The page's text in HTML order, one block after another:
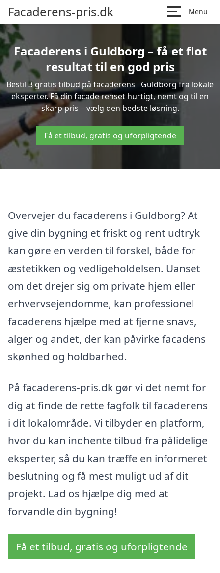
Facaderens-pris.dk Menu
Facaderens i Guldborg – få et flot
resultat til en god pris
Bestil 3 gratis tilbud på facaderens i Guldborg fra lokale
eksperter. Få din facade renset hurtigt, nemt og til en
skarp pris – vælg den bedste løsning.
Få et tilbud, gratis og uforpligtende
Overvejer du facaderens i Guldborg? At
give din bygning et friskt og rent udtryk
kan gøre en verden til forskel, både for
æstetikken og vedligeholdelsen. Uanset
om det drejer sig om private hjem eller
erhvervsejendomme, kan professionel
facaderens hjælpe med at fjerne snavs,
alger og andet, der kan påvirke facadens
skønhed og holdbarhed.
På facaderens-pris.dk gør vi det nemt for
dig at finde de rette fagfolk til facaderens
i dit lokalområde. Vi tilbyder en platform,
hvor du kan indhente tilbud fra pålidelige
eksperter, så du kan træffe en informeret
beslutning og få mest muligt ud af dit
projekt. Lad os hjælpe dig med at
forvandle din bygning!
Få et tilbud, gratis og uforpligtende